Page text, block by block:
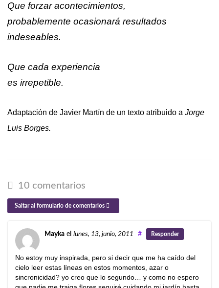
Que forzar acontecimientos,
probablemente ocasionará resultados
indeseables.
Que cada experiencia
es irrepetible.
Adaptación de Javier Martín de un texto atribuido a Jorge
Luis Borges.
10 comentarios
Saltar al formulario de comentarios
Mayka el lunes, 13, junio, 2011 # Responder
No estoy muy inspirada, pero si decir que me ha caído del
cielo leer estas líneas en estos momentos, azar o
sincronicidad? yo creo que lo segundo… y como no espero